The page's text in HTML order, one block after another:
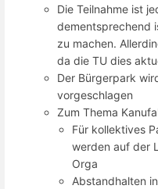
Die Teilnahme ist
dementsprechend
zu machen.
da die TU dies
Der Bürgerpark
vorgeschlagen
Zum Thema
Für kollektives
werden auf der
Orga
Abstandhalten